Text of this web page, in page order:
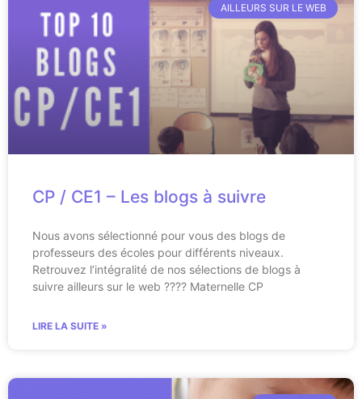
AILLEURS SUR LE WEB
CP / CE1 – Les blogs à suivre
Nous avons sélectionné pour vous des blogs de
professeurs des écoles pour différents niveaux.
Retrouvez l’intégralité de nos sélections de blogs à
suivre ailleurs sur le web ???? Maternelle CP
LIRE LA SUITE »